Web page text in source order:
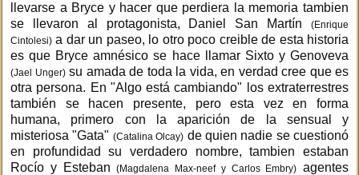
llevarse a Bryce y hacer que perdiera la memoria tambien
se llevaron al protagonista, Daniel San Martín
(Enrique
Cintolesi) a dar un paseo, lo otro poco creible de esta historia
es que Bryce amnésico se hace llamar Sixto y Genoveva
(Jael Unger)su amada de toda la vida, en verdad cree que es
otra persona. En "Algo está cambiando" los extraterrestres
también se hacen presente, pero esta vez en forma
humana, primero con la aparición de la sensual y
misteriosa "Gata" (Catalina Olcay) de quien nadie se cuestionó
en profundidad su verdadero nombre, tambien estaban
Rocío y Esteban(Magdalena Max-neef y Carlos Embry) agentes